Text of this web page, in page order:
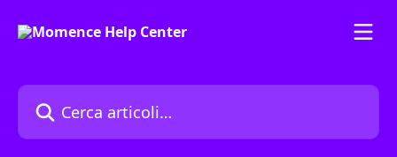
Cerca articoli…